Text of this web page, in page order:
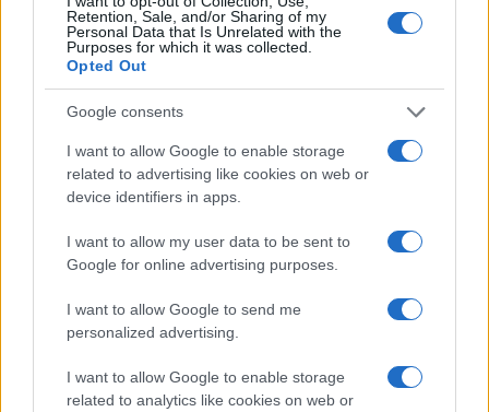
Retention, Sale, and/or Sharing of my
Personal Data that Is Unrelated with the
Purposes for which it was collected.
Opted Out
Google consents
I want to allow Google to enable storage
related to advertising like cookies on web or
device identifiers in apps.
I want to allow my user data to be sent to
Google for online advertising purposes.
I want to allow Google to send me
personalized advertising.
I want to allow Google to enable storage
related to analytics like cookies on web or